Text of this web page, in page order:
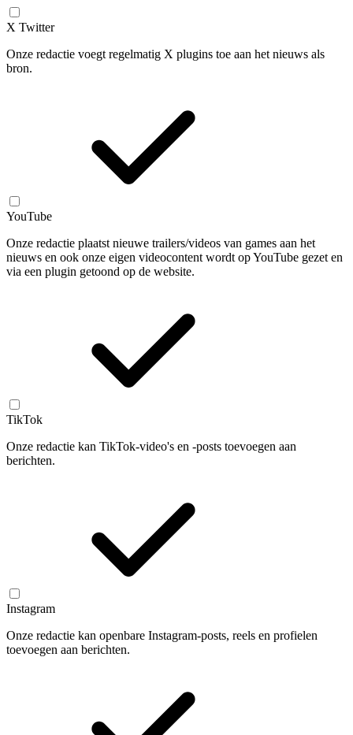
X Twitter
Onze redactie voegt regelmatig X plugins toe aan het nieuws als
bron.
YouTube
Onze redactie plaatst nieuwe trailers/videos van games aan het
nieuws en ook onze eigen videocontent wordt op YouTube gezet en
via een plugin getoond op de website.
TikTok
Onze redactie kan TikTok-video's en -posts toevoegen aan
berichten.
Instagram
Onze redactie kan openbare Instagram-posts, reels en profielen
toevoegen aan berichten.